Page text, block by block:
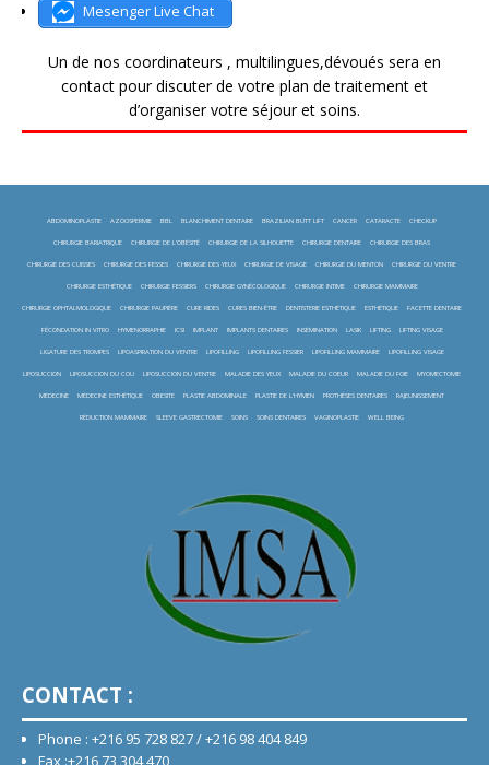
Mesenger Live Chat
Un de nos coordinateurs , multilingues,dévoués sera en
contact pour discuter de votre plan de traitement et
d’organiser votre séjour et soins.
ABDOMINOPLASTIE AZOOSPERMIE BBL BLANCHIMENT DENTAIRE BRAZILIAN BUTT LIFT CANCER CATARACTE CHECKUP
CHIRURGIE BARIATRIQUE CHIRURGIE DE L'OBÉSITÉ CHIRURGIE DE LA SILHOUETTE CHIRURGIE DENTAIRE CHIRURGIE DES BRAS
CHIRURGIE DES CUISSES CHIRURGIE DES FESSES CHIRURGIE DES YEUX CHIRURGIE DE VISAGE CHIRURGIE DU MENTON CHIRURGIE DU VENTRE
CHIRURGIE ESTHÉTIQUE CHIRURGIE FESSIERS CHIRURGIE GYNÉCOLOGIQUE CHIRURGIE INTIME CHIRURGIE MAMMAIRE
CHIRURGIE OPHTALMOLOGIQUE CHIRURGIE PAUPIÈRE CURE RIDES CURES BIEN-ÊTRE DENTISTERIE ESTHÉTIQUE ESTHÉTIQUE FACETTE DENTAIRE
FÉCONDATION IN VITRO HYMENORRAPHIE ICSI IMPLANT IMPLANTS DENTAIRES INSÉMINATION LASIK LIFTING LIFTING VISAGE
LIGATURE DES TROMPES LIPOASPIRATION DU VENTRE LIPOFILLING LIPOFILLING FESSIER LIPOFILLING MAMMAIRE LIPOFILLING VISAGE
LIPOSUCCION LIPOSUCCION DU COU LIPOSUCCION DU VENTRE MALADIE DES YEUX MALADIE DU COEUR MALADIE DU FOIE MYOMECTOMIE
MÉDECINE MÉDECINE ESTHÉTIQUE OBESITE PLASTIE ABDOMINALE PLASTIE DE L'HYMEN PROTHÈSES DENTAIRES RAJEUNISSEMENT
RÉDUCTION MAMMAIRE SLEEVE GASTRECTOMIE SOINS SOINS DENTAIRES VAGINOPLASTIE WELL BEING
CONTACT :
Phone : +216 95 728 827 / +216 98 404 849
Fax :+216 73 304 470